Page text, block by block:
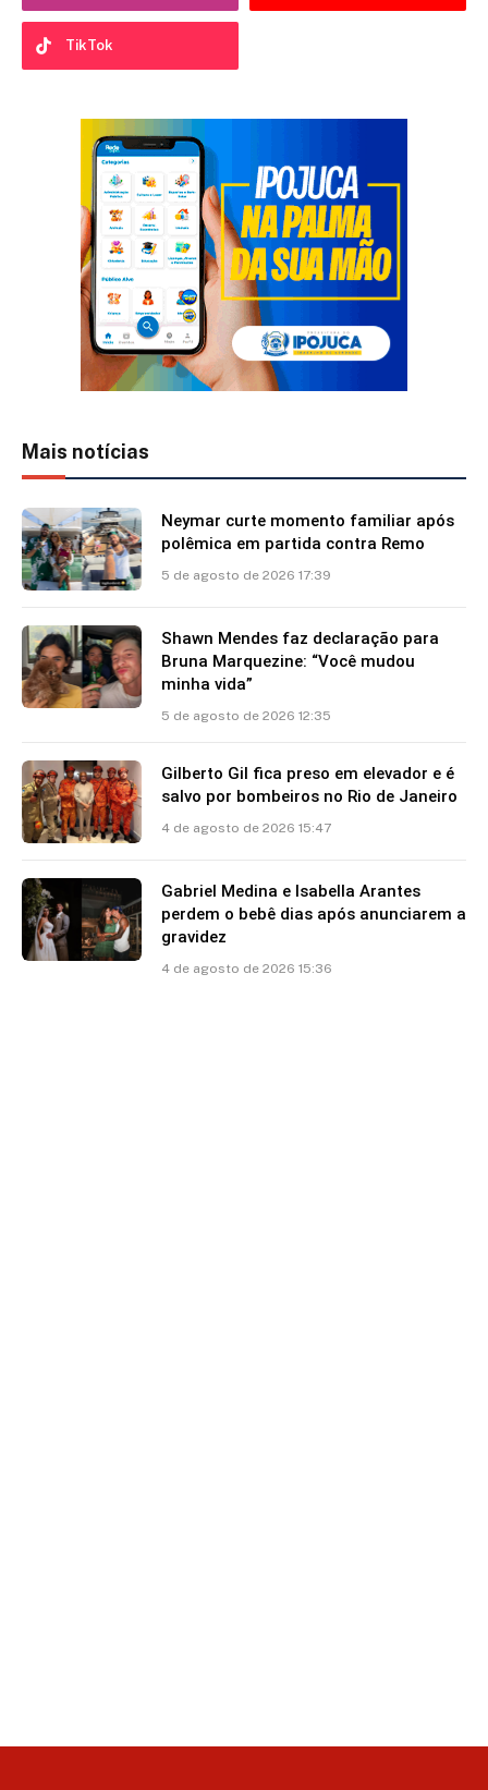
TikTok
Mais notícias
Neymar curte momento familiar após
polêmica em partida contra Remo
5 de agosto de 2026 17:39
Shawn Mendes faz declaração para
Bruna Marquezine: “Você mudou
minha vida”
5 de agosto de 2026 12:35
Gilberto Gil fica preso em elevador e é
salvo por bombeiros no Rio de Janeiro
4 de agosto de 2026 15:47
Gabriel Medina e Isabella Arantes
perdem o bebê dias após anunciarem a
gravidez
4 de agosto de 2026 15:36